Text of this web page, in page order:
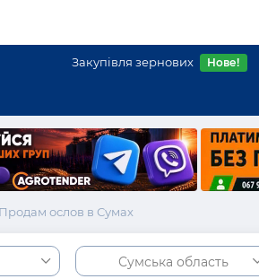
Закупівля зернових Нове!
ослов в Сумах
Сумська область